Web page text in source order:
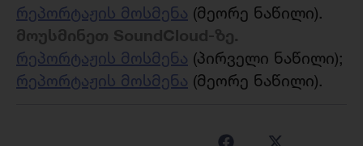
რეპორტაჟის მოსმენა (მეორე ნაწილი).
მოუსმინეთ SoundCloud-ზე.
რეპორტაჟის მოსმენა (პირველი ნაწილი);
რეპორტაჟის მოსმენა (მეორე ნაწილი).